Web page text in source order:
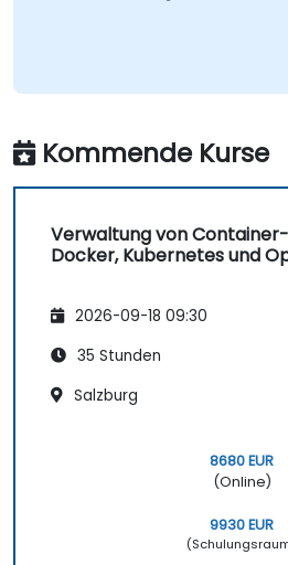
Kommende Kurse
Verwaltung von
Docker, Kubernetes und
2026-09-18 09:30
35 Stunden
Salzburg
8680 EUR
(Online)
9930 EUR